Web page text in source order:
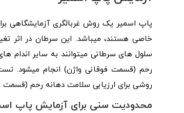
پاپ اسمیر یک روش غربالگری آزمایشگاهی
خاصی هستند، میباشد. این سرطان در اثر
سلول های سرطانی میتوانند به سایر اندام
رحم (قسمت فوقانی واژن) انجام میشود.
روشی برای ارزیابی سلامت دهانه‌ رحم (قسمت
محدودیت سنی برای آزمایش پاپ